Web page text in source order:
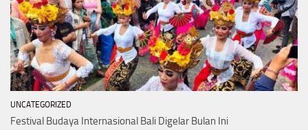
UNCATEGORIZED
Festival Budaya Internasional Bali Digelar Bulan Ini